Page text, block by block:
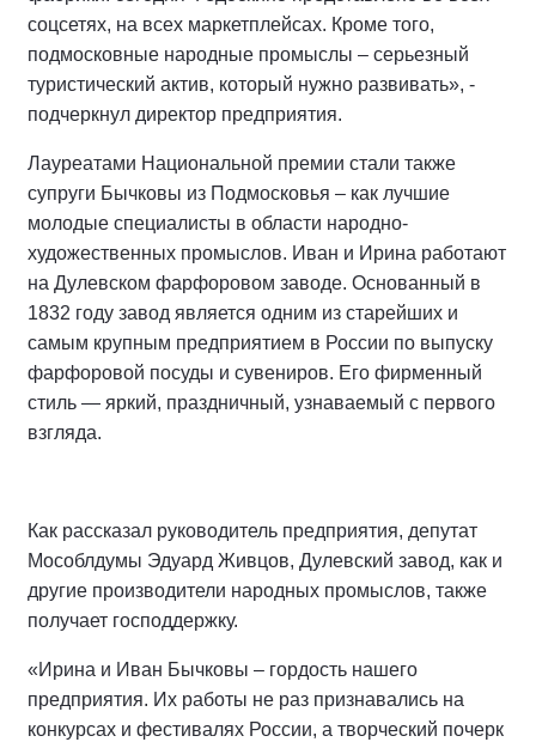
соцсетях, на всех маркетплейсах. Кроме того,
подмосковные народные промыслы – серьезный
туристический актив, который нужно развивать», -
подчеркнул директор предприятия.
Лауреатами Национальной премии стали также
супруги Бычковы из Подмосковья – как лучшие
молодые специалисты в области народно-
художественных промыслов. Иван и Ирина работают
на Дулевском фарфоровом заводе. Основанный в
1832 году завод является одним из старейших и
самым крупным предприятием в России по выпуску
фарфоровой посуды и сувениров. Его фирменный
стиль — яркий, праздничный, узнаваемый с первого
взгляда.
Как рассказал руководитель предприятия, депутат
Мособлдумы Эдуард Живцов, Дулевский завод, как и
другие производители народных промыслов, также
получает господдержку.
«Ирина и Иван Бычковы – гордость нашего
предприятия. Их работы не раз признавались на
конкурсах и фестивалях России, а творческий почерк